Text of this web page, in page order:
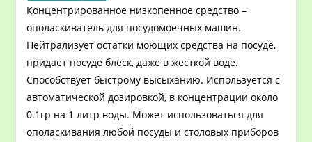
Концентрированное низкопенное средство –
ополаскиватель для посудомоечных машин.
Нейтрализует остатки моющих средства на посуде,
придает посуде блеск, даже в жесткой воде.
Способствует быстрому высыханию. Используется с
автоматической дозировкой, в концентрации около
0.1гр на 1 литр воды. Может использоваться для
ополаскивания любой посуды и столовых приборов